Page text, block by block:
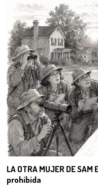
LA OTRA MUJER DE
prohibida